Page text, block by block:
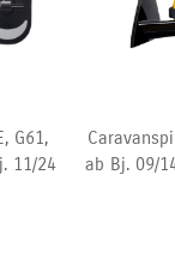
G61,
11/24
ab Bj. 09/